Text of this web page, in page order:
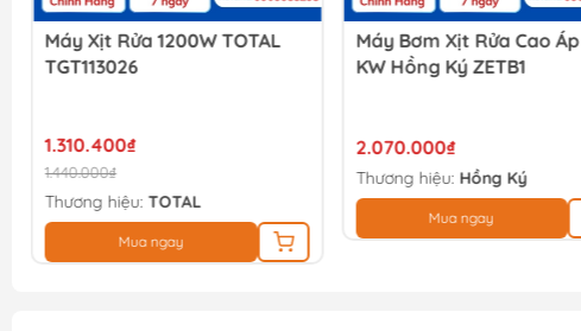
Máy Bơm Xịt Rửa Cao Áp 2.0
KW Hồng Ký ZETB1
2.070.000₫
Thương hiệu:
Mua ngay
Máy Bơm Xịt Rửa Cao Áp
2000W Hồng Ký ZETA1
1.950.000₫
Thương hiệu: Hồng Ký
Mua ngay